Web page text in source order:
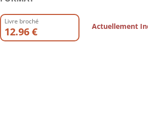
Livre broché
12.96 € Actuellement